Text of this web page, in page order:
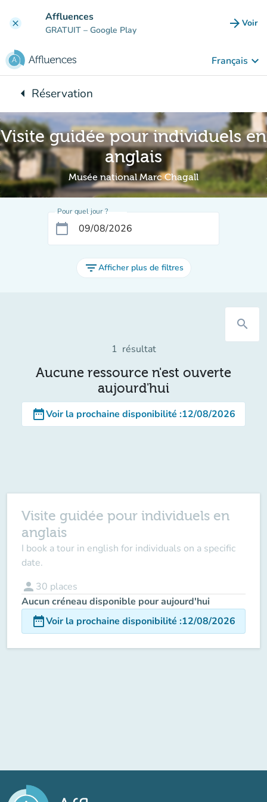
clear Affluences
GRATUIT – Google Play arrow_forward Voir
Français keyboard_arrow_down
arrow_leftRetour à :
Réservation
Visite guidée pour individuels en
anglais
Musée national Marc Chagall
Pour quel jour ?
calendar_today
filter_listAfficher plus de filtres
search
1 résultat
Aucune ressource n'est ouverte
aujourd'hui
date_rangeVoir la prochaine disponibilité :12/08/2026
Visite guidée pour individuels en
anglais
I book a tour in english for individuals on a specific
date.
person 30 places
Aucun créneau disponible pour aujourd'hui
date_rangeVoir la prochaine disponibilité :12/08/2026